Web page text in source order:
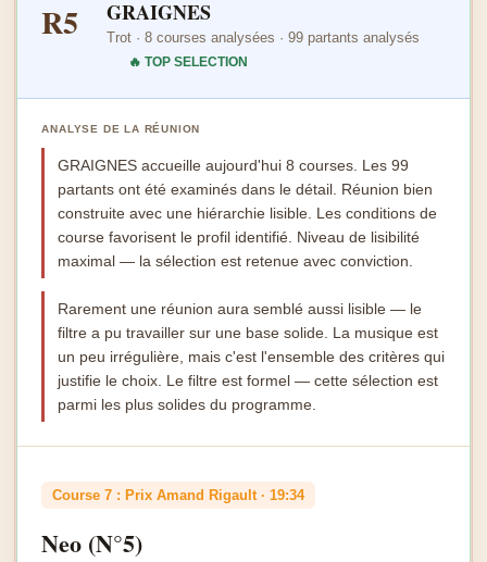
R5 GRAIGNES
Trot · 8 courses analysées · 99 partants analysés
🔥 TOP SELECTION
ANALYSE DE LA RÉUNION
GRAIGNES accueille aujourd'hui 8 courses. Les 99
partants ont été examinés dans le détail. Réunion bien
construite avec une hiérarchie lisible. Les conditions de
course favorisent le profil identifié. Niveau de lisibilité
maximal — la sélection est retenue avec conviction.
Rarement une réunion aura semblé aussi lisible — le
filtre a pu travailler sur une base solide. La musique est
un peu irrégulière, mais c'est l'ensemble des critères qui
justifie le choix. Le filtre est formel — cette sélection est
parmi les plus solides du programme.
Course 7 : Prix Amand Rigault · 19:34
Neo (N°5)